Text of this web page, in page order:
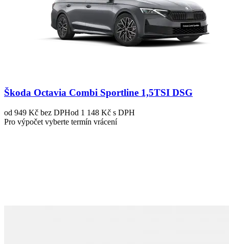
Škoda Octavia Combi Sportline 1,5TSI DSG
od 949 Kč bez DPHod 1 148 Kč s DPH
Pro výpočet vyberte termín vrácení